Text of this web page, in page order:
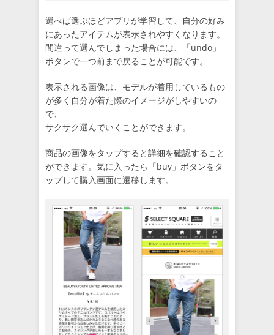
選べば選ぶほどアプリが学習して、自分の好み
にあったアイテムが表示されやすくなります。
間違って選んでしまった場合には、「undo」
ボタンで一つ前まで戻ることが可能です。
表示される画像は、モデルが着用しているもの
が多く自分が着た際のイメージがしやすいの
で、
サクサク選んでいくことができます。
商品の画像をタップすると詳細を確認すること
ができます。気に入ったら「buy」ボタンをタ
ップして購入画面に遷移します。